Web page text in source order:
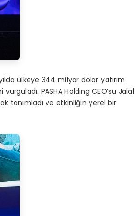
ülkeye 344 milyar dolar yatırım
PASHA Holding CEO’su Jalal
tanımladı ve etkinliğin yerel bir